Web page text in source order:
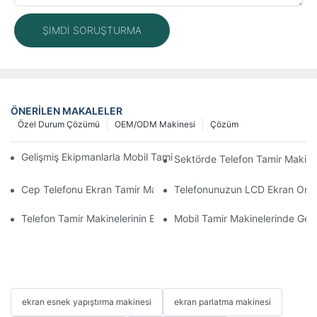
ŞIMDI SORUŞTURMA
ÖNERILEN MAKALELER
Çözüm
OEM/ODM Makinesi
Özel Durum Çözümü
Gelişmiş Ekipmanlarla Mobil Tamir İş Akışınızı Nasıl
Sektörde Telefon Tamir
Cep Telefonu Ekran Tamir Makineniz İçin Doğru Aksesuarları
Telefonunuzun LCD Ekran
Telefon Tamir Makinelerinin Ekran ve Batarya Değişiminde
Mobil Tamir Makinelerinde
ekran esnek yapıştırma makinesi ekran parlatma makinesi